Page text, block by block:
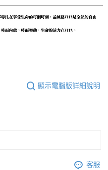
顯示電腦版詳細說明
客服